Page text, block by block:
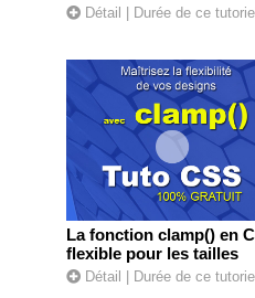
Détail | Durée de ce
La fonction clamp() en
flexible pour les tailles
Détail | Durée de ce